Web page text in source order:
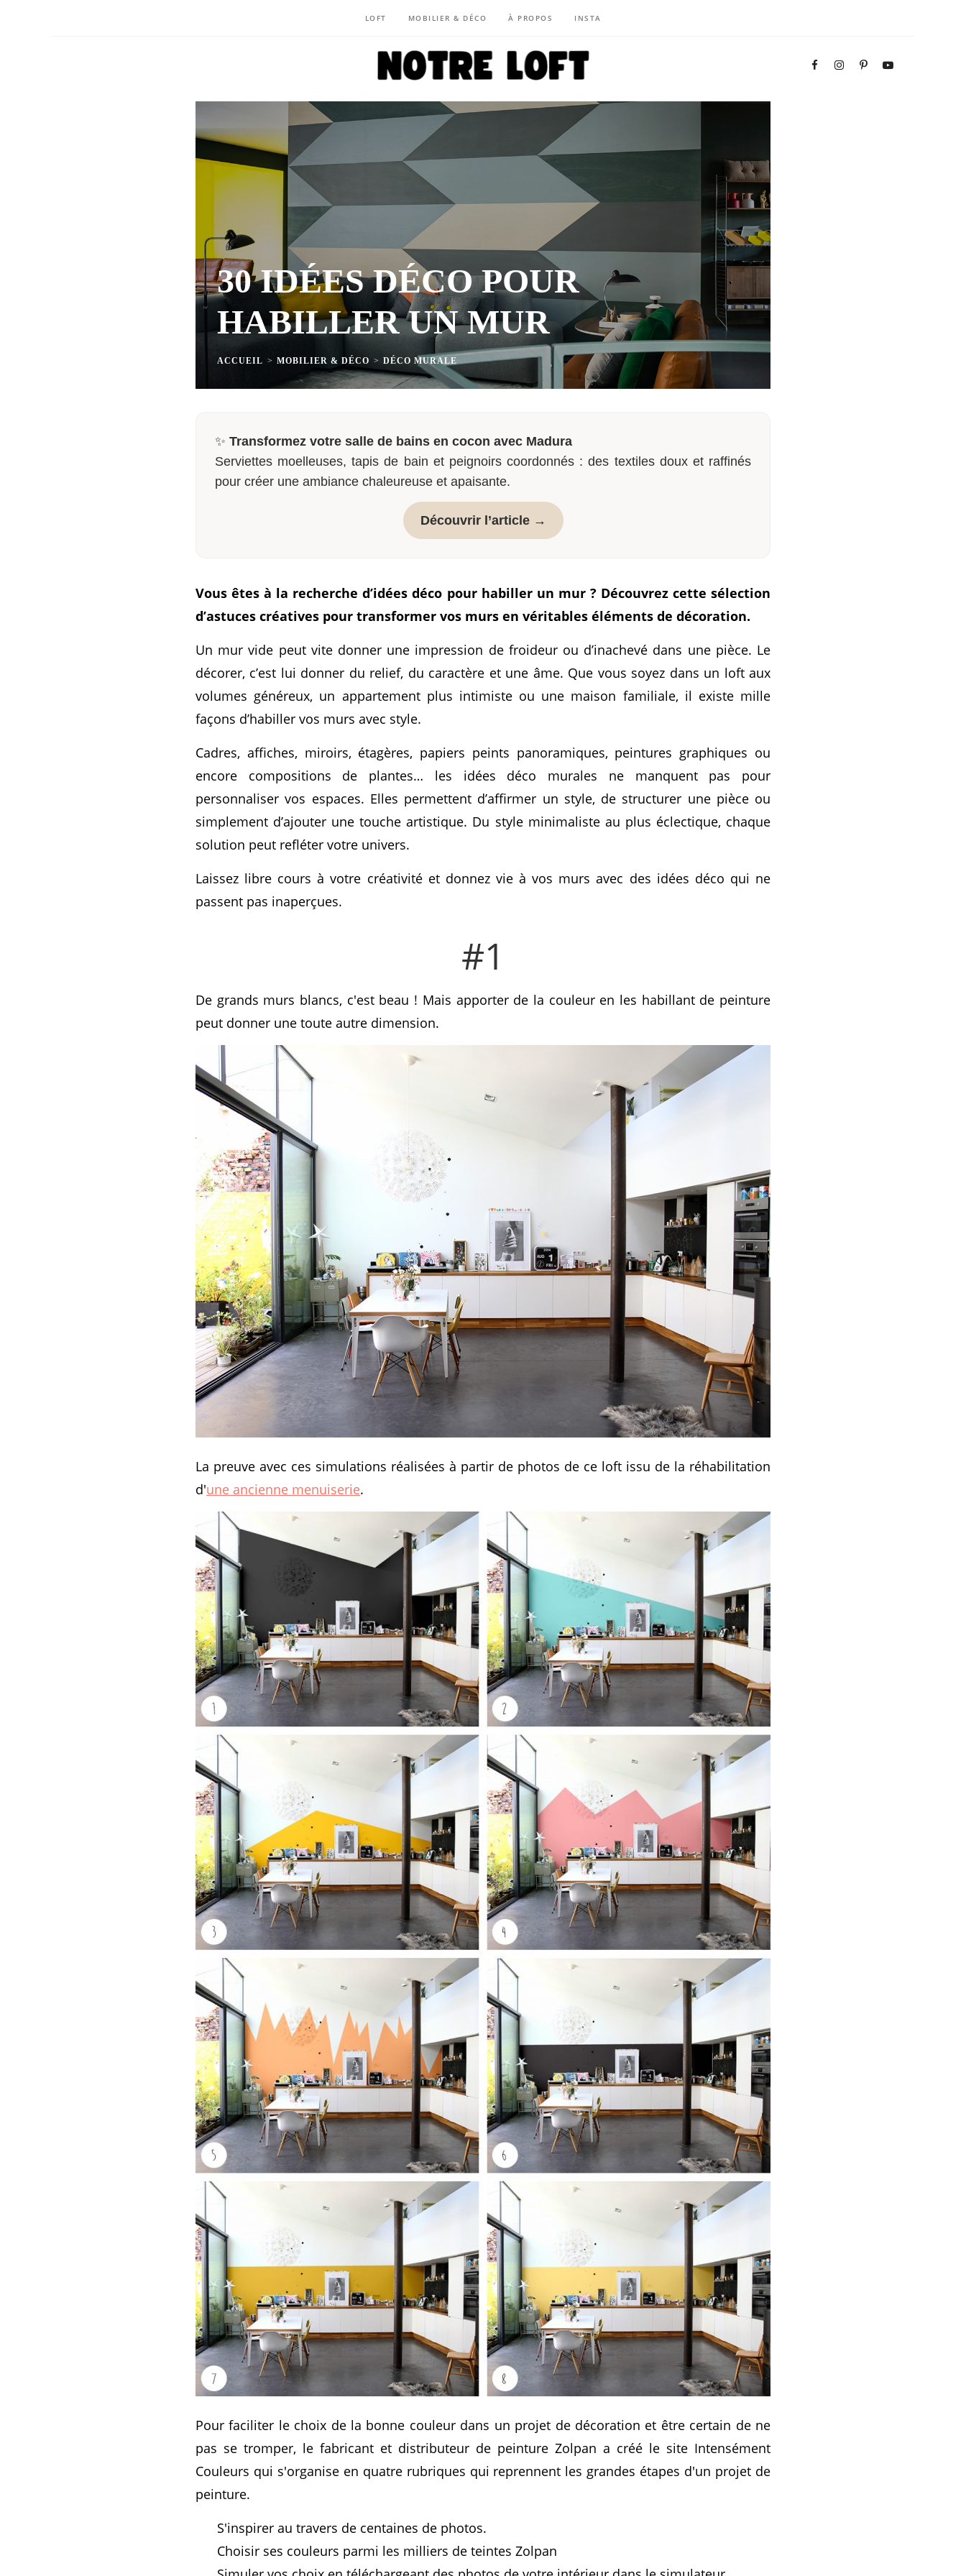
LOFT MOBILIER & DÉCO À PROPOS INSTA
30 IDÉES DÉCO POUR
HABILLER UN MUR
ACCUEIL > MOBILIER & DÉCO > DÉCO MURALE
✨ Transformez votre salle de bains en cocon avec Madura
Serviettes moelleuses, tapis de bain et peignoirs coordonnés : des textiles doux et raffinés
pour créer une ambiance chaleureuse et apaisante.
Découvrir l’article →
Vous êtes à la recherche d’idées déco pour habiller un mur ? Découvrez cette sélection
d’astuces créatives pour transformer vos murs en véritables éléments de décoration.
Un mur vide peut vite donner une impression de froideur ou d’inachevé dans une pièce. Le
décorer, c’est lui donner du relief, du caractère et une âme. Que vous soyez dans un loft aux
volumes généreux, un appartement plus intimiste ou une maison familiale, il existe mille
façons d’habiller vos murs avec style.
Cadres, affiches, miroirs, étagères, papiers peints panoramiques, peintures graphiques ou
encore compositions de plantes… les idées déco murales ne manquent pas pour
personnaliser vos espaces. Elles permettent d’affirmer un style, de structurer une pièce ou
simplement d’ajouter une touche artistique. Du style minimaliste au plus éclectique, chaque
solution peut refléter votre univers.
Laissez libre cours à votre créativité et donnez vie à vos murs avec des idées déco qui ne
passent pas inaperçues.
#1
De grands murs blancs, c'est beau ! Mais apporter de la couleur en les habillant de peinture
peut donner une toute autre dimension.
La preuve avec ces simulations réalisées à partir de photos de ce loft issu de la réhabilitation
d'une ancienne menuiserie.
Pour faciliter le choix de la bonne couleur dans un projet de décoration et être certain de ne
pas se tromper, le fabricant et distributeur de peinture Zolpan a créé le site Intensément
Couleurs qui s'organise en quatre rubriques qui reprennent les grandes étapes d'un projet de
peinture.
S'inspirer au travers de centaines de photos.
Choisir ses couleurs parmi les milliers de teintes Zolpan